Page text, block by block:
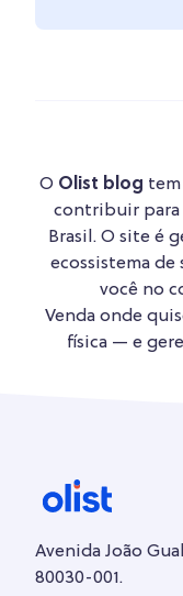
O Olist blog
contribuir para
Brasil. O site é
ecossistema de
você no
Venda onde
física — e
Avenida João
80030-001.